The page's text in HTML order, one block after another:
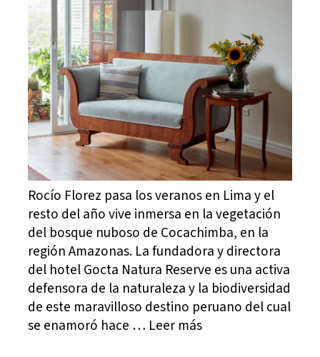
Rocío Florez pasa los veranos en Lima y el
resto del año vive inmersa en la vegetación
del bosque nuboso de Cocachimba, en la
región Amazonas. La fundadora y directora
del hotel Gocta Natura Reserve es una activa
defensora de la naturaleza y la biodiversidad
de este maravilloso destino peruano del cual
se enamoró hace … Leer más